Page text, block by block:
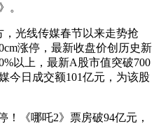
。
光线传媒春节以来走势抢
涨停，最新收盘价创历史新
以上，最新A股市值突破700
今日成交额101亿元，为该股